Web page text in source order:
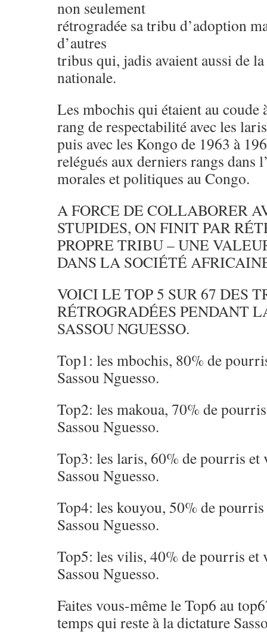
non seulement
rétrogradée sa tribu d’adoption
d’autres
tribus qui, jadis avaient aussi de
nationale.
Les mbochis qui étaient au coude
rang de respectabilité avec les
puis avec les Kongo de 1963 à
relégués aux derniers rangs dans
morales et politiques au Congo.
A FORCE DE COLLABORER
STUPIDES, ON FINIT PAR
PROPRE TRIBU – UNE
DANS LA SOCIÉTÉ
VOICI LE TOP 5 SUR 67 DES
RÉTROGRADÉES PENDANT
SASSOU NGUESSO.
Top1: les mbochis, 80% de
Sassou Nguesso.
Top2: les makoua, 70% de
Sassou Nguesso.
Top3: les laris, 60% de pourris et
Sassou Nguesso.
Top4: les kouyou, 50% de
Sassou Nguesso.
Top5: les vilis, 40% de pourris et
Sassou Nguesso.
Faites vous-même le Top6 au
temps qui reste à la dictature